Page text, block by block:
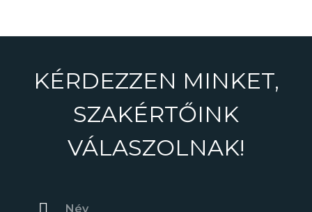
KÉRDEZZEN MINKET,
SZAKÉRTŐINK
VÁLASZOLNAK!